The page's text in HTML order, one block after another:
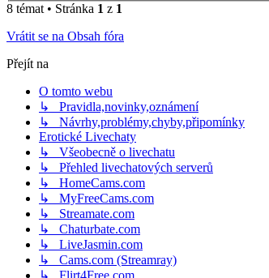
8 témat • Stránka 1 z 1
Vrátit se na Obsah fóra
Přejít na
O tomto webu
↳ Pravidla,novinky,oznámení
↳ Návrhy,problémy,chyby,připomínky
Erotické Livechaty
↳ Všeobecně o livechatu
↳ Přehled livechatových serverů
↳ HomeCams.com
↳ MyFreeCams.com
↳ Streamate.com
↳ Chaturbate.com
↳ LiveJasmin.com
↳ Cams.com (Streamray)
↳ Flirt4Free.com